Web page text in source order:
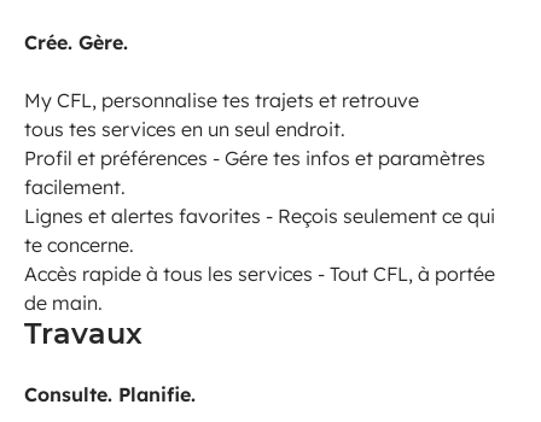
Crée. Gère.
My CFL, personnalise tes trajets et retrouve
tous tes services en un seul endroit.
Profil et préférences - Gére tes infos et paramètres
facilement.
Lignes et alertes favorites - Reçois seulement ce qui
te concerne.
Accès rapide à tous les services - Tout CFL, à portée
de main.
Travaux
Consulte. Planifie.